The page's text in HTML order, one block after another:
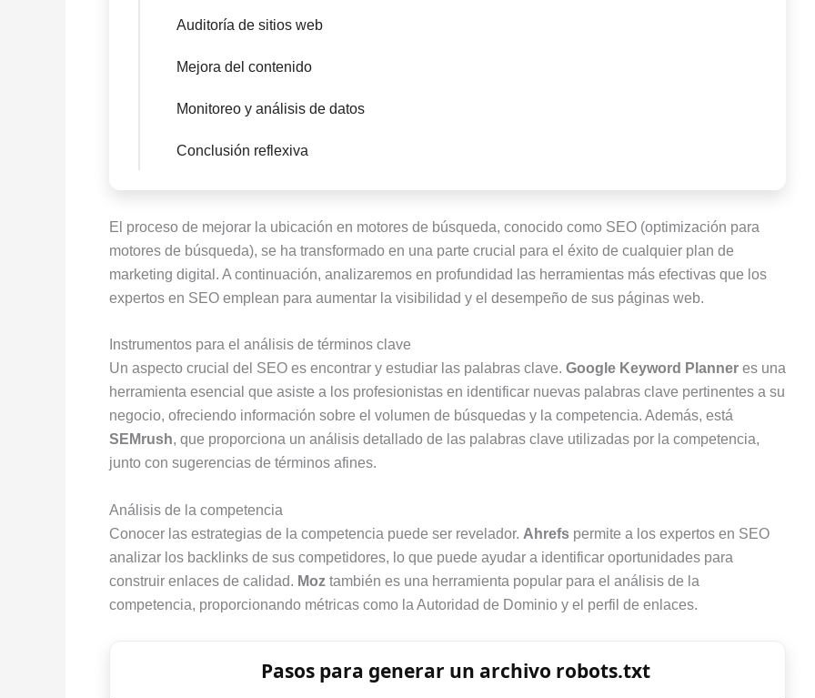
Auditoría de sitios web
Mejora del contenido
Monitoreo y análisis de datos
Conclusión reflexiva
El proceso de mejorar la ubicación en motores de búsqueda, conocido como SEO (optimización para
motores de búsqueda), se ha transformado en una parte crucial para el éxito de cualquier plan de
marketing digital. A continuación, analizaremos en profundidad las herramientas más efectivas que los
expertos en SEO emplean para aumentar la visibilidad y el desempeño de sus páginas web.
Instrumentos para el análisis de términos clave
Un aspecto crucial del SEO es encontrar y estudiar las palabras clave. Google Keyword Planner es una
herramienta esencial que asiste a los profesionistas en identificar nuevas palabras clave pertinentes a su
negocio, ofreciendo información sobre el volumen de búsquedas y la competencia. Además, está
SEMrush, que proporciona un análisis detallado de las palabras clave utilizadas por la competencia,
junto con sugerencias de términos afines.
Análisis de la competencia
Conocer las estrategias de la competencia puede ser revelador. Ahrefs permite a los expertos en SEO
analizar los backlinks de sus competidores, lo que puede ayudar a identificar oportunidades para
construir enlaces de calidad. Moz también es una herramienta popular para el análisis de la
competencia, proporcionando métricas como la Autoridad de Dominio y el perfil de enlaces.
Pasos para generar un archivo robots.txt